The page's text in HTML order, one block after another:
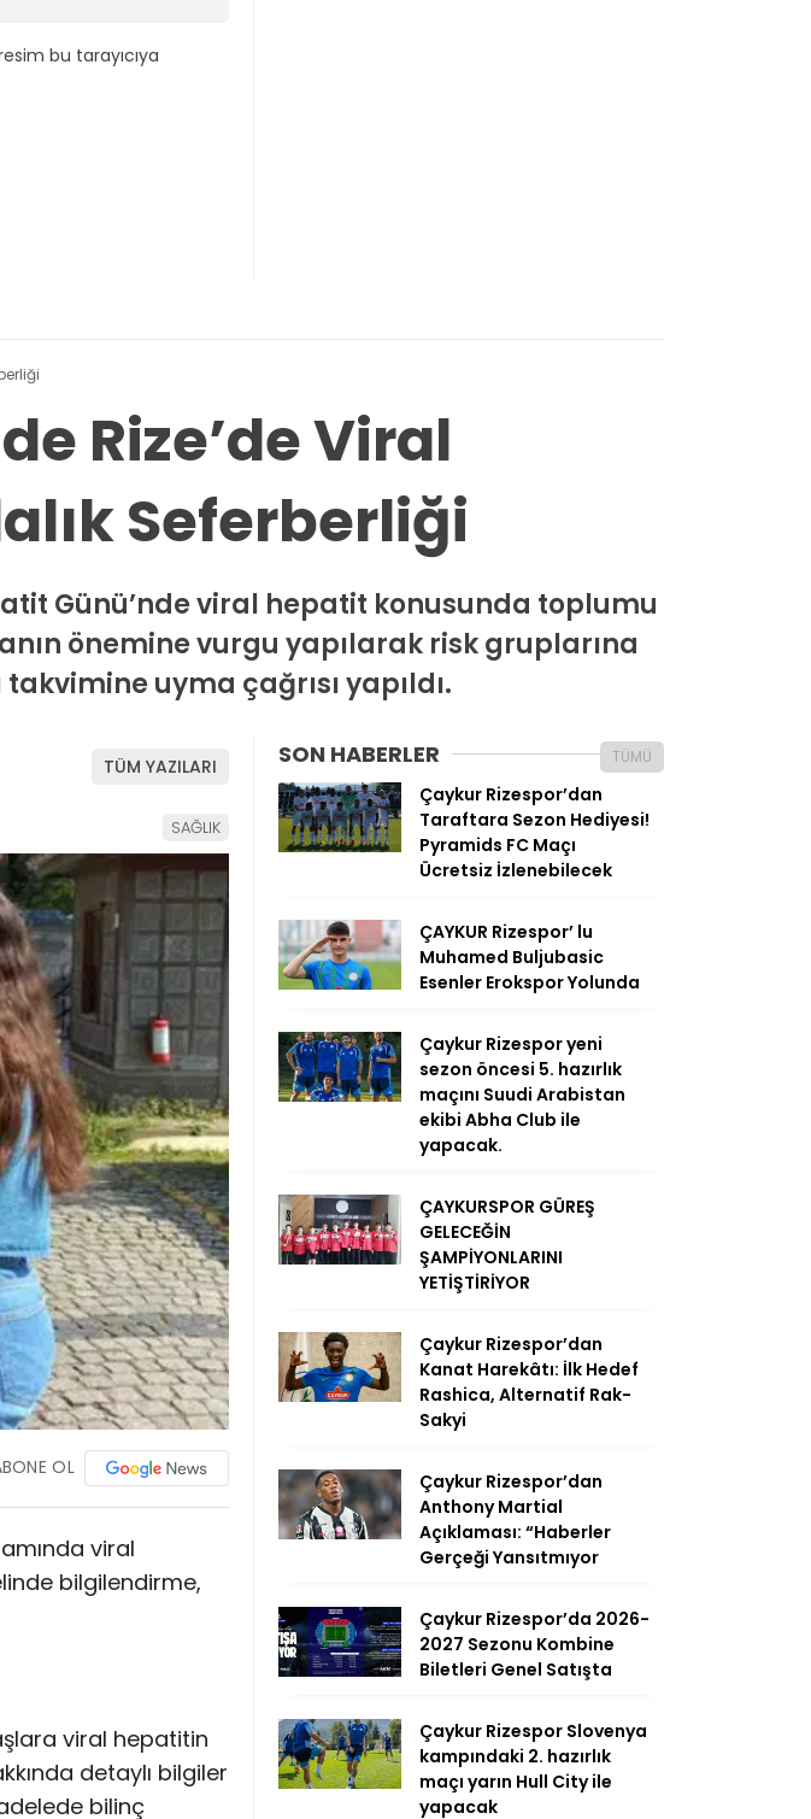
bu tarayıcıya
Rize’de Viral
Seferberliği
Günü’nde viral hepatit konusunda toplumu
önemine vurgu yapılarak risk gruplarına
uyma çağrısı yapıldı.
TÜM YAZILARI
SAĞLIK
OL
viral
bilgilendirme,
viral hepatitin
detaylı bilgiler
bilinç
SON HABERLER TÜMÜ
Çaykur Rizespor’dan
Taraftara Sezon Hediyesi!
Pyramids FC Maçı
Ücretsiz İzlenebilecek
ÇAYKUR Rizespor’ lu
Muhamed Buljubasic
Esenler Erokspor Yolunda
Çaykur Rizespor yeni
sezon öncesi 5. hazırlık
maçını Suudi Arabistan
ekibi Abha Club ile
yapacak.
ÇAYKURSPOR GÜREŞ
GELECEĞİN
ŞAMPİYONLARINI
YETİŞTİRİYOR
Çaykur Rizespor’dan
Kanat Harekâtı: İlk Hedef
Rashica, Alternatif Rak-
Sakyi
Çaykur Rizespor’dan
Anthony Martial
Açıklaması: “Haberler
Gerçeği Yansıtmıyor
Çaykur Rizespor’da 2026-
2027 Sezonu Kombine
Biletleri Genel Satışta
Çaykur Rizespor Slovenya
kampındaki 2. hazırlık
maçı yarın Hull City ile
yapacak